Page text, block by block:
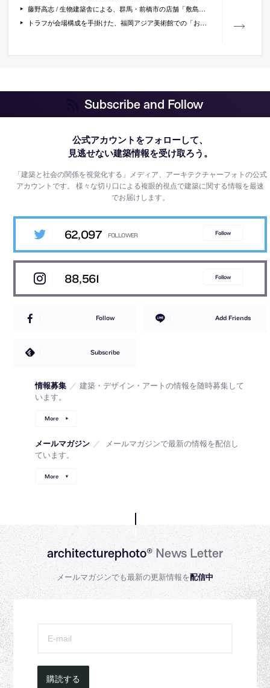
藤野高志 / 生物建築舎による、群馬・前橋市の店舗「敷島のパン屋」の動画
トラフが会場構成を手掛けた、福岡アジア美術館での「おいでよ！絵本ミュージアム」の写真
Subscribe and Follow
公式アカウントをフォローして、
見逃せない建築情報を受け取ろう。
「建築と社会の関係を視覚化する」メディア、アーキテクチャーフォトの公式
アカウントです。様々な切り口による複眼的視点で建築に関する情報を最速
でお届けします。
62,097 Follow
88,561 Follow
Follow Add Friends
Subscribe
情報募集 ／ 建築・デザイン・アートの情報を随時募集して
います。
More
メールマガジン ／
メールマガジンで最新の情報を配信し
ています。
More
architecturephoto®News Letter
メールマガジンでも最新の更新情報を配信中
購読する